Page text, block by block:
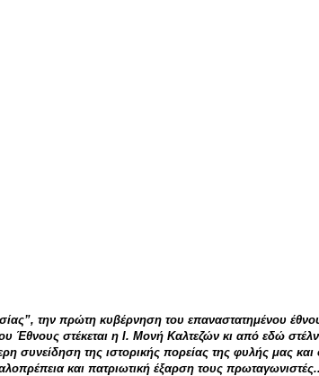
την πρώτη κυβέρνηση του επαναστατημένου
Έθνους στέκεται η I. Μονή Kαλτεζών κι από εδώ
συνείδηση της ιστορικής πορείας της φυλής μας και
και πατριωτική έξαρση τους